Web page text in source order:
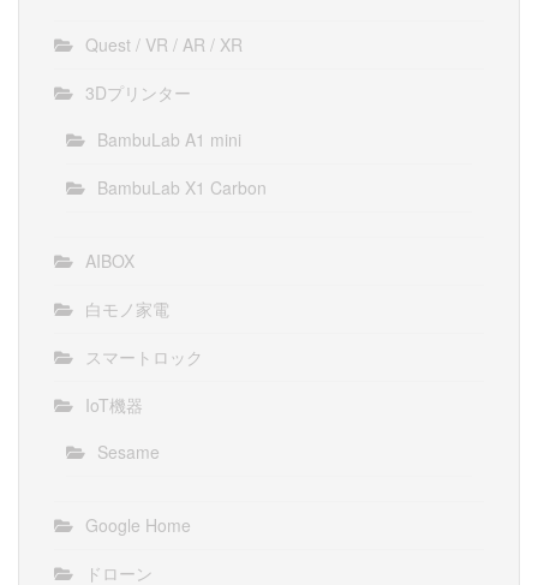
Quest / VR / AR / XR
3Dプリンター
BambuLab A1 mini
BambuLab X1 Carbon
AIBOX
白モノ家電
スマートロック
IoT機器
Sesame
Google Home
ドローン